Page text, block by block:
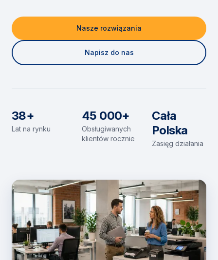
Nasze rozwiązania
Napisz do nas
38+
Lat na rynku
45 000+
Obsługiwanych
klientów rocznie
Cała
Polska
Zasięg działania